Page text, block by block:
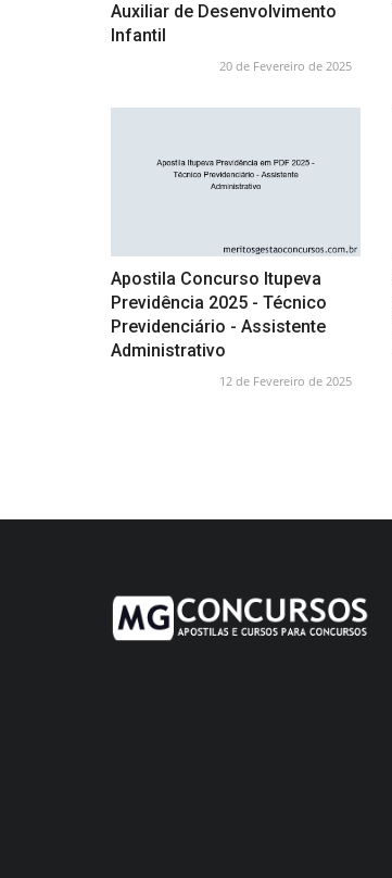
Auxiliar de Desenvolvimento
Infantil
20 de Fevereiro de 2025
Apostila Concurso Itupeva
Previdência 2025 - Técnico
Previdenciário - Assistente
Administrativo
12 de Fevereiro de 2025